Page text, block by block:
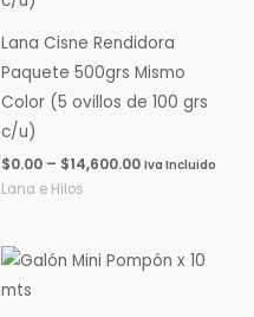
Lana Cisne Rendidora
Paquete 500grs Mismo
Color (5 ovillos de 100 grs
c/u)
$0.00 – $14,600.00 Iva Incluido
Lana e Hilos